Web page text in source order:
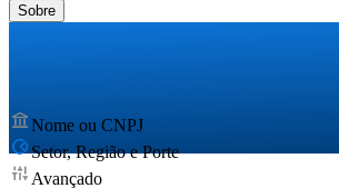
Sobre
Nome ou CNPJ
Setor, Região e Porte
Avançado